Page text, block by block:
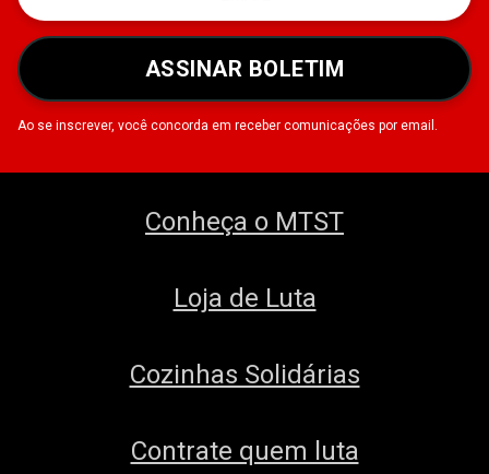
ASSINAR BOLETIM
Ao se inscrever, você concorda em receber comunicações por email.
Conheça o MTST
Loja de Luta
Cozinhas Solidárias
Contrate quem luta